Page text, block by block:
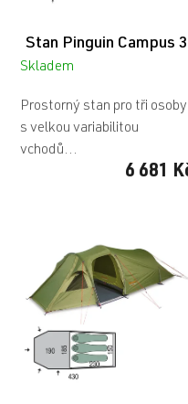
Stan Pinguin Campus 3
Skladem
6 681
Prostorný stan pro tři osoby
s velkou variabilitou
vchodů...